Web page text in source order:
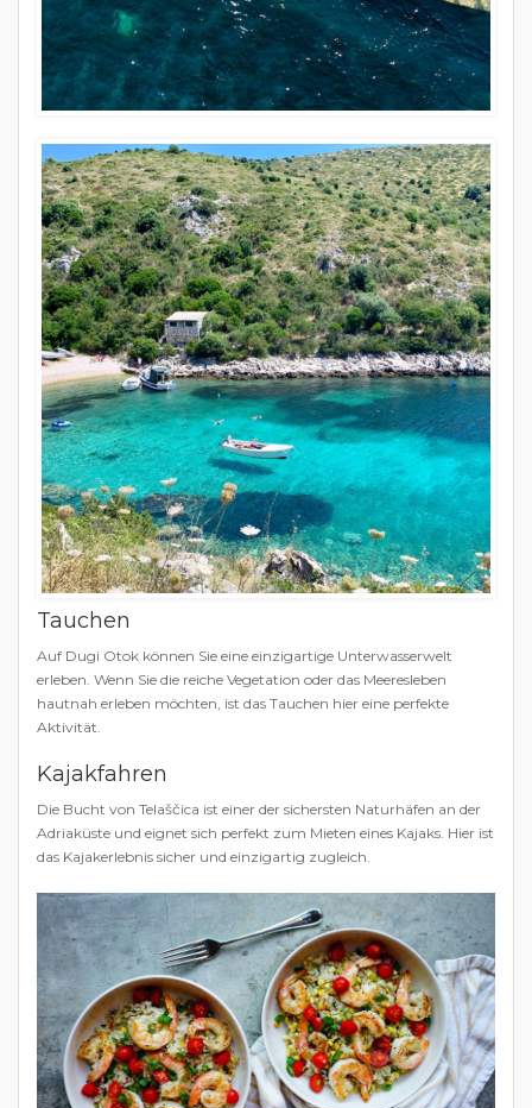
Tauchen
Auf Dugi Otok können Sie eine einzigartige Unterwasserwelt
erleben. Wenn Sie die reiche Vegetation oder das Meeresleben
hautnah erleben möchten, ist das Tauchen hier eine perfekte
Aktivität.
Kajakfahren
Die Bucht von Telaščica ist einer der sichersten Naturhäfen an der
Adriaküste und eignet sich perfekt zum Mieten eines Kajaks. Hier ist
das Kajakerlebnis sicher und einzigartig zugleich.